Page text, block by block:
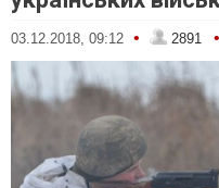
03.12.2018, 09:12 • 2891 •